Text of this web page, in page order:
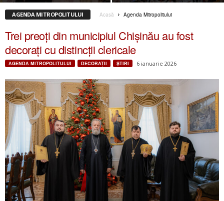
AGENDA MITROPOLITULUI Acasă Agenda Mitropolitului
Trei preoți din municipiul Chișinău au fost
decorați cu distincții clericale
AGENDA MITROPOLITULUI DECORAŢII ŞTIRI 6 ianuarie 2026